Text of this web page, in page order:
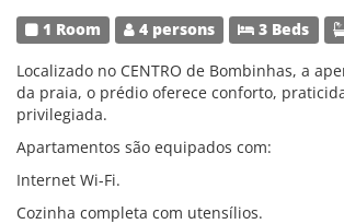
1 Room 4 persons 3 Beds
Localizado no CENTRO de Bombinhas, a
da praia, o prédio oferece conforto,
privilegiada.
Apartamentos são equipados com:
Internet Wi-Fi.
Cozinha completa com utensílios.